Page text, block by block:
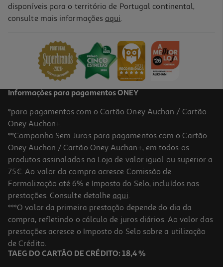
disponíveis para o território de Portugal continental,
consulte mais informações aqui.
Informações para pagamentos ONEY
*para pagamentos com o Cartão Oney Auchan / Cartão
Oney Auchan+.
**Campanha Sem Juros para pagamentos com o Cartão
Oney Auchan / Cartão Oney Auchan+, em todos os
produtos assinalados na Loja de valor igual ou superior a
75€. Ao valor da compra acresce Comissão de
Formalização até 6% e Imposto do Selo, incluídos nas
prestações. Consulte detalhe aqui.
***O valor da primeira prestação depende do dia da
compra, refletindo o cálculo de juros diários. Ao valor das
prestações acresce o Imposto do Selo sobre a utilização
de Crédito.
TAEG DO CARTÃO DE CRÉDITO: 18,4 %